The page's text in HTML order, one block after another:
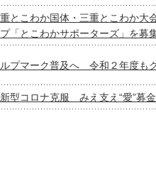
とこわか国体・三重とこわか大
「とこわかサポーターズ」を募
プマーク普及へ 令和２年度も
新型コロナ克服 みえ支え“愛”募